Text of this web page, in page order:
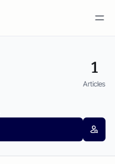
1
Articles